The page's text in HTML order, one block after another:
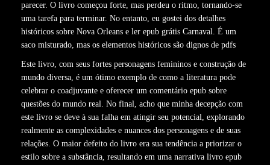
parecer. O livro começou forte, mas perdeu o ritmo, tornando-se
uma tarefa para terminar. No entanto, eu gostei dos detalhes
históricos sobre Nova Orleans e ler epub grátis Carnaval. É um
saco misturado, mas os elementos históricos são dignos de pdfs
Este livro, com seus fortes personagens femininos e construção de
mundo diversa, é um ótimo exemplo de como a literatura pode
celebrar o coadjuvante e oferecer um comentário epub sobre
questões do mundo real. No final, acho que minha decepção com
este livro se deve à sua falha em atingir seu potencial, explorando
realmente as complexidades e nuances dos personagens e de suas
relações. O maior defeito do livro era sua tendência a priorizar o
estilo sobre a substância, resultando em uma narrativa livro epub